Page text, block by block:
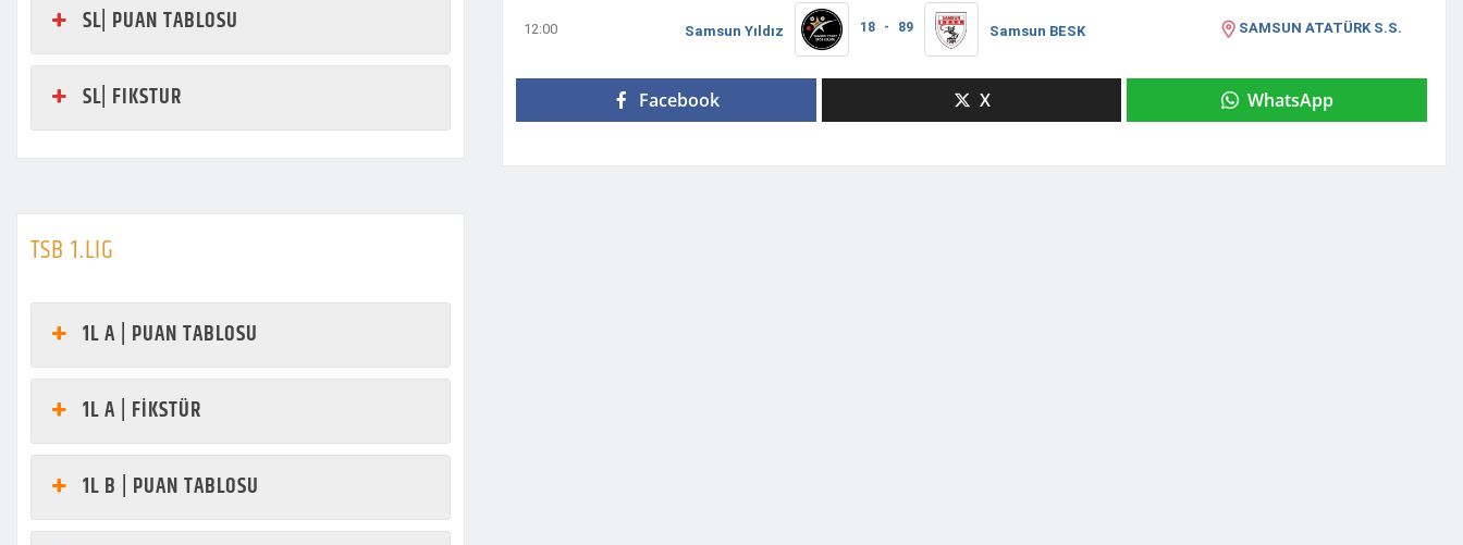
SL| PUAN TABLOSU
SL| FIKSTUR
TSB 1.LIG
1L A | PUAN TABLOSU
1L A | FİKSTÜR
1L B | PUAN TABLOSU
12:00 Samsun Yıldız 18 - 89 Samsun BESK SAMSUN ATATÜRK S.S.
Facebook X WhatsApp